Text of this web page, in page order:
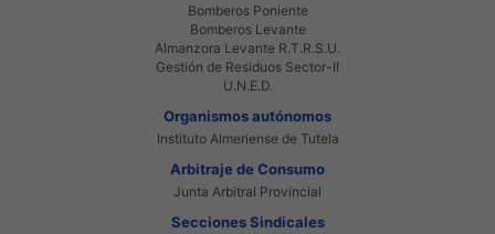
Bomberos Poniente
Bomberos Levante
Almanzora Levante R.T.R.S.U.
Gestión de Residuos Sector-II
U.N.E.D.
Organismos autónomos
Instituto Almeriense de Tutela
Arbitraje de Consumo
Junta Arbitral Provincial
Secciones Sindicales